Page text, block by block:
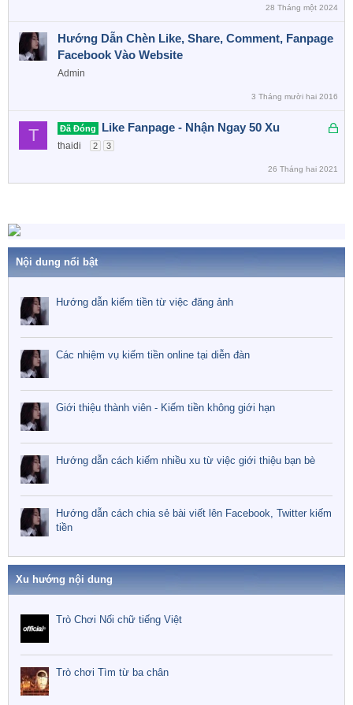
28 Tháng một 2024
Hướng Dẫn Chèn Like, Share, Comment, Fanpage
Facebook Vào Website
Admin
3 Tháng mười hai 2016
T
Đ
Đã Đóng Like Fanpage - Nhận Ngay 50 Xu
thaidi 2 3
26 Tháng hai 2021
Nội dung nổi bật
Hướng dẫn kiếm tiền từ việc đăng ảnh
Các nhiệm vụ kiếm tiền online tại diễn đàn
Giới thiệu thành viên - Kiếm tiền không giới hạn
Hướng dẫn cách kiếm nhiều xu từ việc giới thiệu bạn bè
Hướng dẫn cách chia sẻ bài viết lên Facebook, Twitter kiếm
tiền
Xu hướng nội dung
Trò Chơi Nối chữ tiếng Việt
Trò chơi Tìm từ ba chân